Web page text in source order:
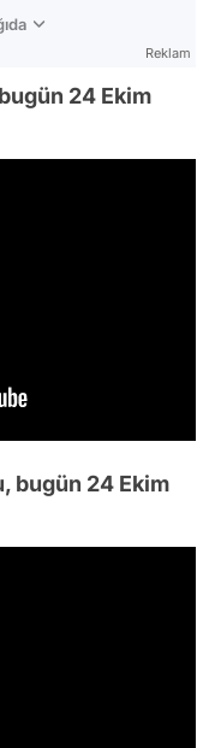
Reklam
24 Ekim
bugün 24 Ekim